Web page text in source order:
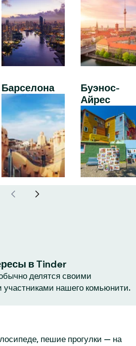
Барселона
Буэнос-
Айрес
в Tinder
делятся своими
участниками нашего комьюнити.
пешие прогулки — на